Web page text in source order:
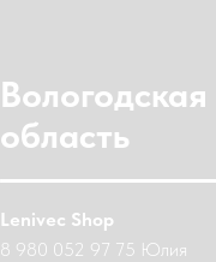
Вологодская
область
Lenivec Shop
8 980 052 97 75 Юлия